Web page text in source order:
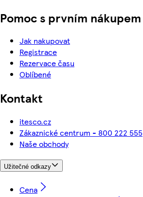
Pomoc s prvním nákupem
Jak nakupovat
Registrace
Rezervace času
Oblíbené
Kontakt
itesco.cz
Zákaznické centrum - 800 222 555
Naše obchody
Užitečné odkazy
Cena